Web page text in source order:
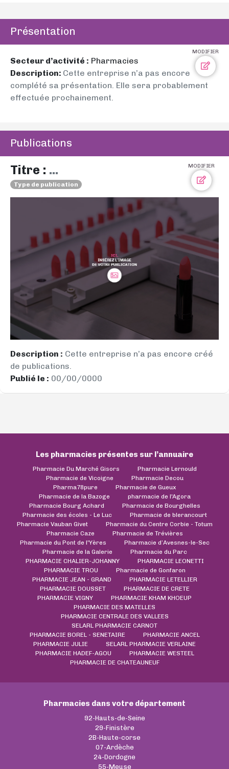
Présentation
MODIFIER
Secteur d’activité : Pharmacies
Description: Cette entreprise n’a pas encore
complété sa présentation. Elle sera probablement
effectuée prochainement.
Publications
MODIFIER
Titre : ...
Type de publication
Description : Cette entreprise n’a pas encore créé
de publications.
Publié le : 00/00/0000
Les pharmacies présentes sur l’annuaire
Pharmacie Du Marché Gisors
Pharmacie Lernould
Pharmacie de Vicoigne
Pharmacie Decou
Pharma78pure
Pharmacie de Gueux
Pharmacie de la Bazoge
pharmacie de l'Agora
Pharmacie Bourg Achard
Pharmacie de Bourghelles
Pharmacie des écoles - Le Luc
Pharmacie de blerancourt
Pharmacie Vauban Givet
Pharmacie du Centre Corbie - Totum
Pharmacie Caze
Pharmacie de Trévières
Pharmacie du Pont de l'Yères
Pharmacie d’Avesnes-le-Sec
Pharmacie de la Galerie
Pharmacie du Parc
PHARMACIE CHALIER-JOHANNY
PHARMACIE LEONETTI
PHARMACIE TROU
Pharmacie de Gonfaron
PHARMACIE JEAN - GRAND
PHARMACIE LETELLIER
PHARMACIE DOUSSET
PHARMACIE DE CRETE
PHARMACIE VIGNY
PHARMACIE KHAM KHOEUP
PHARMACIE DES MATELLES
PHARMACIE CENTRALE DES VALLEES
SELARL PHARMACIE CARNOT
PHARMACIE BOREL - SENETAIRE
PHARMACIE ANCEL
PHARMACIE JULIE
SELARL PHARMACIE VERLAINE
PHARMACIE HADEF-AGOU
PHARMACIE WESTEEL
PHARMACIE DE CHATEAUNEUF
Pharmacies dans votre département
92-Hauts-de-Seine
29-Finistère
2B-Haute-corse
07-Ardèche
24-Dordogne
55-Meuse